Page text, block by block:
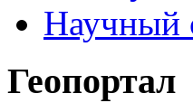
Научный
Геопортал